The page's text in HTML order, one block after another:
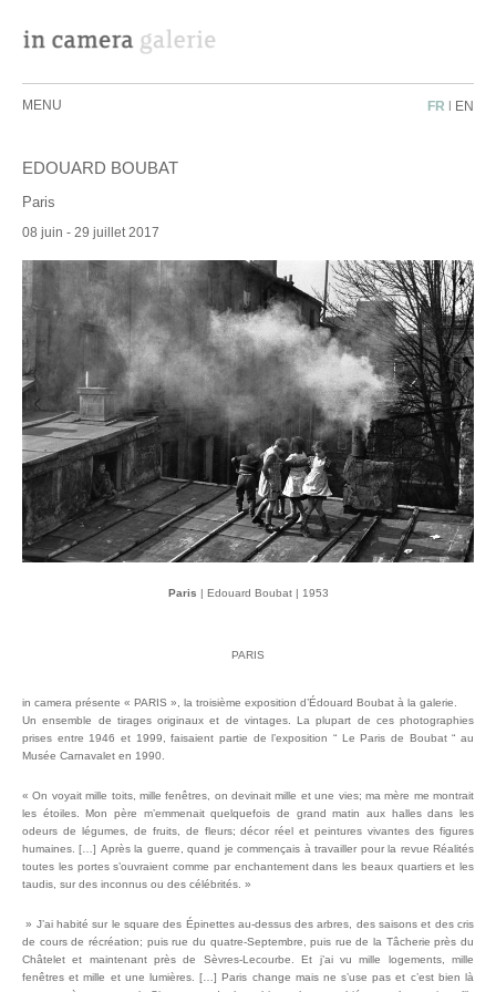
MENU FR | EN
EDOUARD BOUBAT
Paris
08 juin - 29 juillet 2017
Montmartre, Paris| Edouard Boubat | 1948
Paris | Edouard Boubat | 1953
Montmartre, Paris| Edouard Boubat | 1948
Paris | Edouard Boubat | 1953
PARIS
in camera présente « PARIS », la troisième exposition d’Édouard Boubat à la galerie.
Un ensemble de tirages originaux et de vintages. La plupart de ces photographies
prises entre 1946 et 1999, faisaient partie de l’exposition “ Le Paris de Boubat “ au
Musée Carnavalet en 1990.
« On voyait mille toits, mille fenêtres, on devinait mille et une vies; ma mère me montrait
les étoiles. Mon père m’emmenait quelquefois de grand matin aux halles dans les
odeurs de légumes, de fruits, de fleurs; décor réel et peintures vivantes des figures
humaines. […] Après la guerre, quand je commençais à travailler pour la revue Réalités
toutes les portes s’ouvraient comme par enchantement dans les beaux quartiers et les
taudis, sur des inconnus ou des célébrités. »
» J’ai habité sur le square des Épinettes au-dessus des arbres, des saisons et des cris
de cours de récréation; puis rue du quatre-Septembre, puis rue de la Tâcherie près du
Châtelet et maintenant près de Sèvres-Lecourbe. Et j’ai vu mille logements, mille
fenêtres et mille et une lumières. […] Paris change mais ne s’use pas et c’est bien là